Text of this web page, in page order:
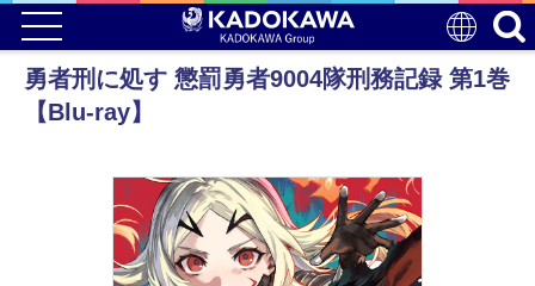
勇者刑に処す 懲罰勇者9004隊刑務記録 第1巻
【Blu-ray】